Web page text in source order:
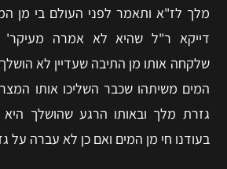
מלך לז"א ותאמר לפני העולם בי מן
דייקא ר"ל שהיא לא אמרה
שלקחה אותו מן התיבה שעדיין לא
המים משיתהו שכבר השליכו אותו
גזרת מלך ובאותו הרגע שהושלך
בעודנו חי מן המים ואם כן לא עברה על